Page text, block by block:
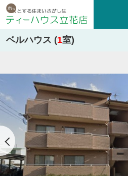
ベルハウス (1室)